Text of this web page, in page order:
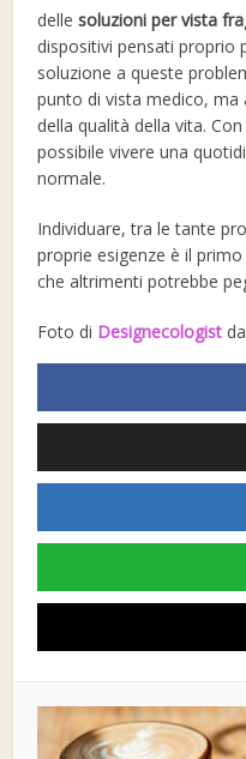
dellesoluzioni per vista
dispositivi pensati proprio
soluzione a queste
punto di vista medico,
della qualità della vita.
possibile vivere una
normale.
Individuare, tra le tante
proprie esigenze è il
che altrimenti potrebbe
Foto di Designecologist da